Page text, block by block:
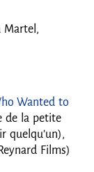
Martel,
Wanted to
de la petite
quelqu’un),
Films)